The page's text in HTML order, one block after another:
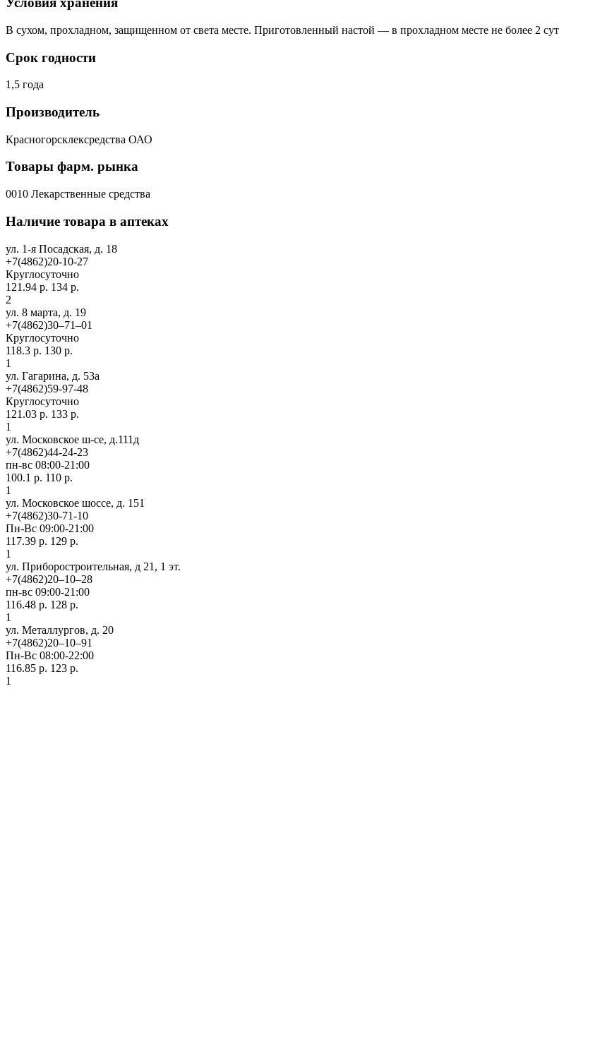
В сухом, прохладном, защищенном от света месте. Приготовленный настой — в прохладном месте не более 2 сут
Срок годности
1,5 года
Производитель
Красногорсклексредства ОАО
Товары фарм. рынка
0010 Лекарственные средства
Наличие товара в аптеках
ул. 1-я Посадская, д. 18
+7(4862)20-10-27
Круглосуточно
121.94 р. 134 р.
2
ул. 8 марта, д. 19
+7(4862)30‒71‒01
Круглосуточно
118.3 р. 130 р.
1
ул. Гагарина, д. 53а
+7(4862)59-97-48
Круглосуточно
121.03 р. 133 р.
1
ул. Московское ш-се, д.111д
+7(4862)44-24-23
пн-вс 08:00-21:00
100.1 р. 110 р.
1
ул. Московское шоссе, д. 151
+7(4862)30-71-10
Пн-Вс 09:00-21:00
117.39 р. 129 р.
1
ул. Приборостроительная, д 21, 1 эт.
+7(4862)20‒10‒28
пн-вс 09:00-21:00
116.48 р. 128 р.
1
ул. ​Металлургов, д. 20
+7(4862)20‒10‒91
Пн-Вс 08:00-22:00
116.85 р. 123 р.
1